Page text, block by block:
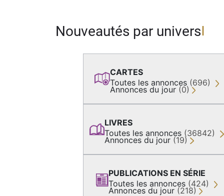
Nouveautés par univers
CARTES
Toutes les annonces (696)
Annonces du jour (0)
LIVRES
Toutes les annonces (36842)
Annonces du jour (19)
PUBLICATIONS EN SÉRIE
Toutes les annonces (424)
Annonces du jour (218)